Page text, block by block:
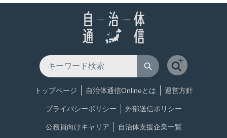
トップページ 自治体通信Onlineとは 運営方針
プライバシーポリシー 外部送信ポリシー
公務員向けキャリア 自治体支援企業一覧